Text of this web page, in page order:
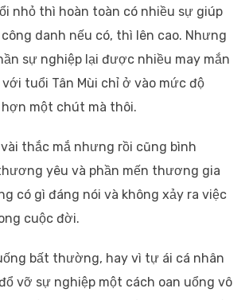
nhỏ thì hoàn toàn có nhiều sự giúp
danh nếu có, thì lên cao. Nhưng
sự nghiệp lại được nhiều may mắn
tuổi Tân Mùi chỉ ở vào mức độ
một chút mà thôi.
thắc mắ nhưng rồi cũng bình
yêu và phần mến thương gia
có gì đáng nói và không xảy ra việc
cuộc đời.
bất thường, hay vì tự ái cá nhân
vỡ sự nghiệp một cách oan uổng vô